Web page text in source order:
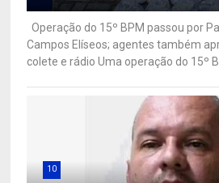
Operação do 15º BPM passou por
Campos Elíseos; agentes também
colete e rádio Uma operação do 15º
10